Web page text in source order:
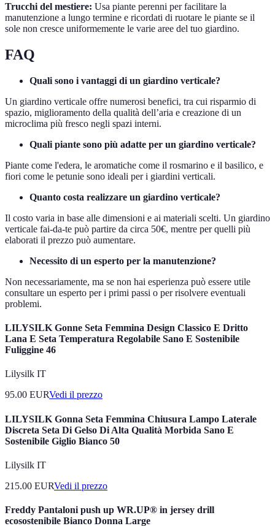
Trucchi del mestiere: Usa piante perenni per facilitare la
manutenzione a lungo termine e ricordati di ruotare le piante se il
sole non cresce uniformemente le varie aree del tuo giardino.
FAQ
Quali sono i vantaggi di un giardino verticale?
Un giardino verticale offre numerosi benefici, tra cui risparmio di
spazio, miglioramento della qualità dell’aria e creazione di un
microclima più fresco negli spazi interni.
Quali piante sono più adatte per un giardino verticale?
Piante come l'edera, le aromatiche come il rosmarino e il basilico, e
fiori come le petunie sono ideali per i giardini verticali.
Quanto costa realizzare un giardino verticale?
Il costo varia in base alle dimensioni e ai materiali scelti. Un giardino
verticale fai-da-te può partire da circa 50€, mentre per quelli più
elaborati il prezzo può aumentare.
Necessito di un esperto per la manutenzione?
Non necessariamente, ma se non hai esperienza può essere utile
consultare un esperto per i primi passi o per risolvere eventuali
problemi.
LILYSILK Gonne Seta Femmina Design Classico E Dritto
Lana E Seta Temperatura Regolabile Sano E Sostenibile
Fuliggine 46
Lilysilk IT
95.00 EURVedi il prezzo
LILYSILK Gonna Seta Femmina Chiusura Lampo Laterale
Discreta Seta Di Gelso Di Alta Qualità Morbida Sano E
Sostenibile Giglio Bianco 50
Lilysilk IT
215.00 EURVedi il prezzo
Freddy Pantaloni push up WR.UP® in jersey drill
ecosostenibile Bianco Donna Large